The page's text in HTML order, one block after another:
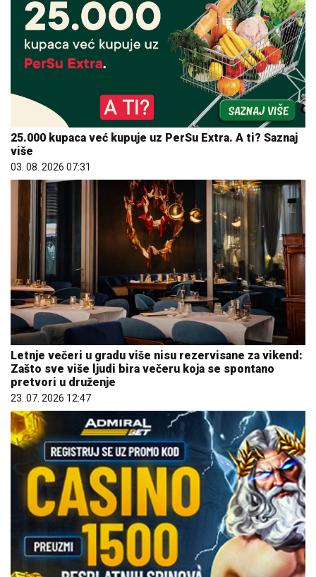
25.000 kupaca već kupuje uz PerSu Extra. A ti? Saznaj
više
03. 08. 2026 07:31
Letnje večeri u gradu više nisu rezervisane za vikend:
Zašto sve više ljudi bira večeru koja se spontano
pretvori u druženje
23. 07. 2026 12:47